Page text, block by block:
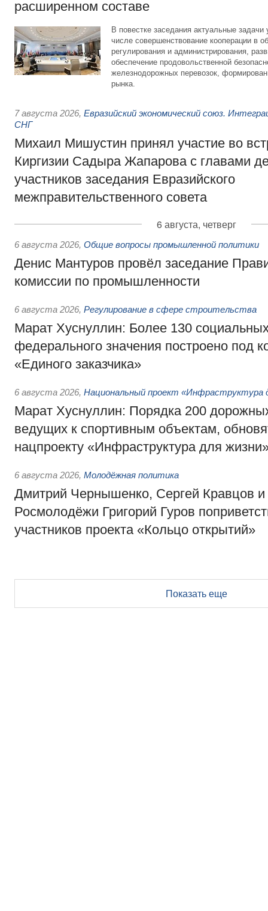
расширенном составе
В повестке заседания актуальные задачи
числе совершенствование кооперации в
регулирования и администрирования,
обеспечение продовольственной
железнодорожных перевозок,
рынка.
7 августа 2026, Евразийский экономический союз.
СНГ
Михаил Мишустин принял участие во
Киргизии Садыра Жапарова с главами
участников заседания Евразийского
межправительственного совета
6 августа, четверг
6 августа 2026, Общие вопросы промышленной политики
Денис Мантуров провёл заседание
комиссии по промышленности
6 августа 2026, Регулирование в сфере строительства
Марат Хуснуллин: Более 130
федерального значения построено под
«Единого заказчика»
6 августа 2026, Национальный проект «Инфраструктура
Марат Хуснуллин: Порядка 200
ведущих к спортивным объектам,
нацпроекту «Инфраструктура для
6 августа 2026, Молодёжная политика
Дмитрий Чернышенко, Сергей Кравцов и
Росмолодёжи Григорий Гуров
участников проекта «Кольцо открытий»
Показать еще